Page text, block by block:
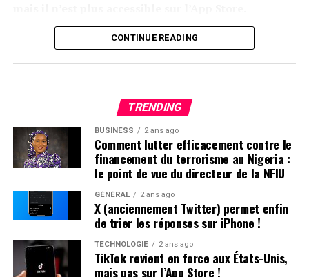
Retour de TikTok : Une Absence
Persistante sur l’App Store
App store par un communiqué officiel.«Apple doit
respecter les lois en vigueur dans les régions où elle
opère. Selon la loi Protecting Americans from Foreign
Adversary Controlled Applications act, les applications
développées par ByteDance ltd., y compris TikTok et ses
filiales comme CapCut et Lemon8, ne pourront plus être
téléchargées ou mises à jour sur l’App Store pour les
utilisateurs américains après le 19 janvier 2025», précise
la société.
Il est crucial de souligner que les utilisateurs américains
CONTINUE READING
TRENDING
BUSINESS 2 ans ago
Comment lutter efficacement contre le
financement du terrorisme au Nigeria :
le point de vue du directeur de la NFIU
GÉNÉRAL 2 ans ago
X (anciennement Twitter) permet enfin
de trier les réponses sur iPhone !
TECHNOLOGIE 2 ans ago
TikTok revient en force aux États-Unis,
mais pas sur l’App Store !